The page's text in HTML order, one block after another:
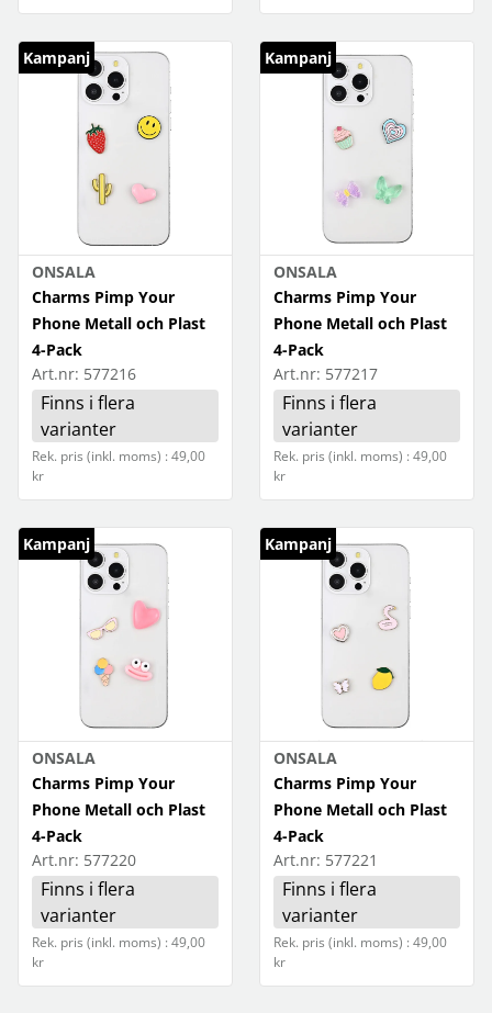
Kamerariggar
Kameror
Monitorer
Ström
Kampanj
ONSALA
Charms Pimp Your
Phone Metall och Plast
4-Pack
Art.nr: 577216
Finns i flera
varianter
Rek. pris (inkl. moms) : 49,00
kr
Kampanj
ONSALA
Charms Pimp Your
Phone Metall och Plast
4-Pack
Art.nr: 577217
Finns i flera
varianter
Rek. pris (inkl. moms) : 49,00
kr
Kampanj
ONSALA
Charms Pimp Your
Phone Metall och Plast
4-Pack
Art.nr: 577220
Finns i flera
varianter
Rek. pris (inkl. moms) : 49,00
kr
Kampanj
ONSALA
Charms Pimp Your
Phone Metall och Plast
4-Pack
Art.nr: 577221
Finns i flera
varianter
Rek. pris (inkl. moms) : 49,00
kr